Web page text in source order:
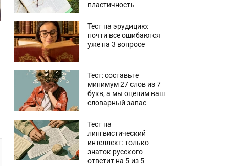
пластичность
Тест на эрудицию:
почти все ошибаются
уже на 3 вопросе
Тест: составьте
минимум 27 слов из 7
букв, а мы оценим ваш
словарный запас
Тест на
лингвистический
интеллект: только
знаток русского
ответит на 5 из 5